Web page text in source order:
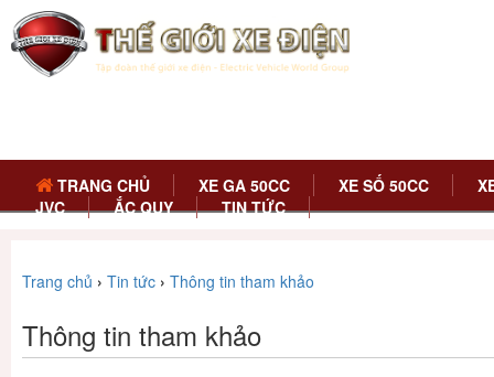
TRANG CHỦ XE GA 50CC XE SỐ 50CC
JVC
ẮC QUY TIN TỨC
Trang chủ › Tin tức › Thông tin tham khảo
Thông tin tham khảo